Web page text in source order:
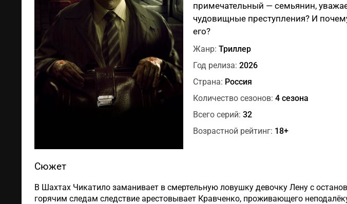
примечательный — семьянин,
чудовищные преступления? И
его?
Жанр: Триллер
Год релиза: 2026
Страна: Россия
Количество сезонов: 4 сезона
Всего серий: 32
Возрастной рейтинг: 18+
Сюжет
В Шахтах Чикатило заманивает в смертельную ловушку девочку Лену с
горячим следам следствие арестовывает Кравченко, проживающего